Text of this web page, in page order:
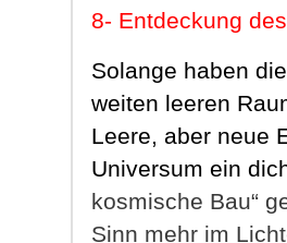
8- Entdeckung
Solange haben
weiten leeren
Leere, aber neue
Universum ein
kosmische Bau“
Sinn mehr im